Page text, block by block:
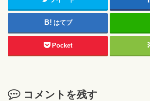
はてブ
Pocket
コメントを残す